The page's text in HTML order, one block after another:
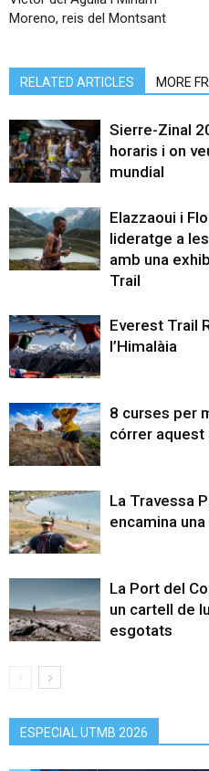
Moreno, reis del Montsant
RELATED ARTICLES MORE
Sierre-Zinal
horaris i on
mundial
Elazzaoui i
lideratge a
amb una
Trail
Everest Trail
l’Himalàia
8 curses per
córrer aquest
La Travessa
encamina
La Port del
un cartell de
esgotats
ESPECIAL UTMB 2026